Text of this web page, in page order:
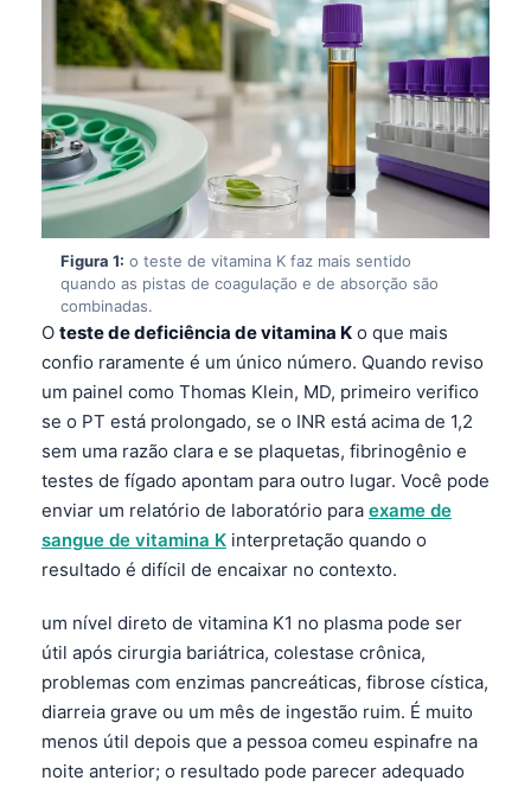
Figura 1: o teste de vitamina K faz mais sentido
quando as pistas de coagulação e de absorção são
combinadas.
O teste de deficiência de vitamina K o que mais
confio raramente é um único número. Quando reviso
um painel como Thomas Klein, MD, primeiro verifico
se o PT está prolongado, se o INR está acima de 1,2
sem uma razão clara e se plaquetas, fibrinogênio e
testes de fígado apontam para outro lugar. Você pode
enviar um relatório de laboratório para exame de
sangue de vitamina K interpretação quando o
resultado é difícil de encaixar no contexto.
um nível direto de vitamina K1 no plasma pode ser
útil após cirurgia bariátrica, colestase crônica,
problemas com enzimas pancreáticas, fibrose cística,
diarreia grave ou um mês de ingestão ruim. É muito
menos útil depois que a pessoa comeu espinafre na
noite anterior; o resultado pode parecer adequado